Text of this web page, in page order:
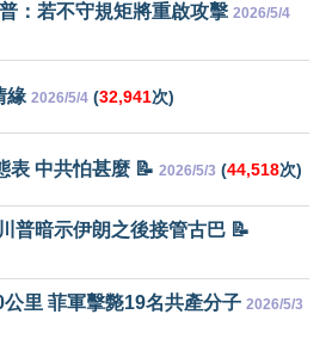
：若不守規矩將重啟攻擊 2026/5/4
緣 2026/5/4 (32,941次)
表 中共怕甚麼 📝 2026/5/3 (44,518次)
普暗示伊朗之後接管古巴 📝
里 菲軍擊斃19名共產分子 2026/5/3